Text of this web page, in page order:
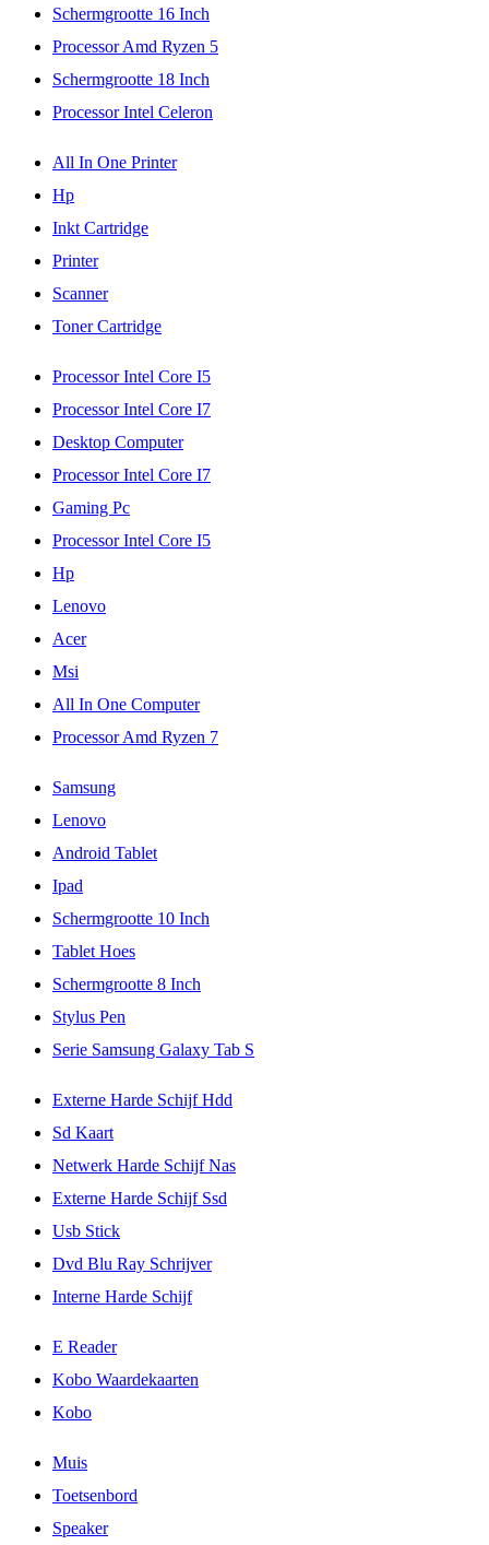
Schermgrootte 16 Inch
Processor Amd Ryzen 5
Schermgrootte 18 Inch
Processor Intel Celeron
All In One Printer
Hp
Inkt Cartridge
Printer
Scanner
Toner Cartridge
Processor Intel Core I5
Processor Intel Core I7
Desktop Computer
Processor Intel Core I7
Gaming Pc
Processor Intel Core I5
Hp
Lenovo
Acer
Msi
All In One Computer
Processor Amd Ryzen 7
Samsung
Lenovo
Android Tablet
Ipad
Schermgrootte 10 Inch
Tablet Hoes
Schermgrootte 8 Inch
Stylus Pen
Serie Samsung Galaxy Tab S
Externe Harde Schijf Hdd
Sd Kaart
Netwerk Harde Schijf Nas
Externe Harde Schijf Ssd
Usb Stick
Dvd Blu Ray Schrijver
Interne Harde Schijf
E Reader
Kobo Waardekaarten
Kobo
Muis
Toetsenbord
Speaker